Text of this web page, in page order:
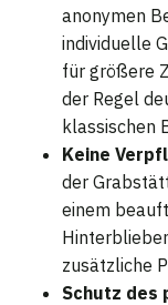
anonymen
individuelle
für größere
der Regel
klassischen
Keine
der
einem
zusätzliche
Schutz des